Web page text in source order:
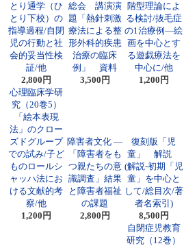
とり通学（ひ
とり下校）の
指導過程/自閉
児の行動と社
会的妥当性検
証/他
2,800円
総会 講演演
題「熱針刺激
療法による整
形外科的疾患
治療の臨床
例」 資料
3,500円
階型理論によ
る検討/抜毛症
の1治療例―絵
画を中心とす
る遊戯療法を
中心に/他
1,200円
心理臨床学研
究（20巻5）
「絵本表現
法」のクロー
ズドグループ
での試み/子ど
ものロールシ
ャッハ法にお
ける文献的考
察/他
1,200円
障害者文化 ―
「障害者をも
つ親たちの意
識調査」結果
と障害者福祉
の課題
2,800円
復刻版「児
童」 解説
(解説-初期「児
童」を中心と
して/総目次/著
者名索引)
8,500円
自閉症児教育
研究（12巻）